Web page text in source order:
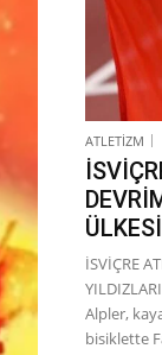
ATLETİZM
ÜLKESİ
İSVİÇRE
Alpler,
bisiklette